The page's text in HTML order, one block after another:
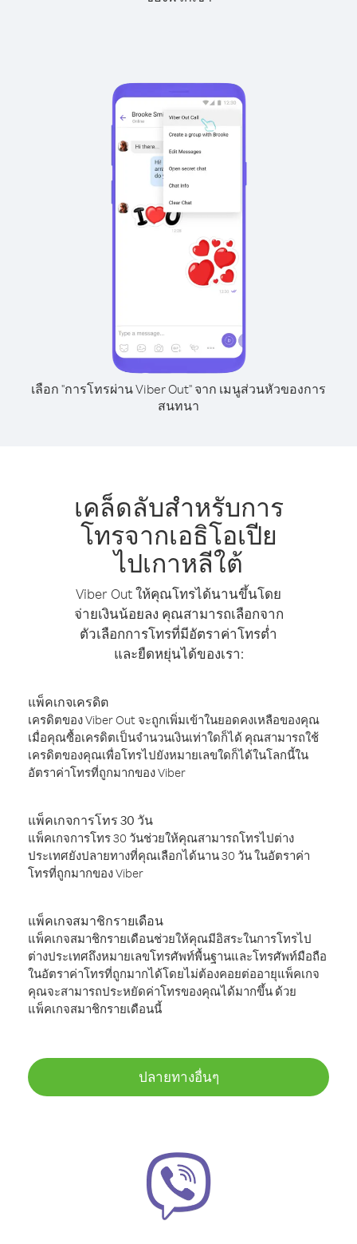
เลือก "การโทรผ่าน Viber Out" จาก เมนูส่วนหัวของการ
สนทนา
เคล็ดลับสำหรับการ
โทรจากเอธิโอเปีย
ไปเกาหลีใต้
Viber Out ให้คุณโทรได้นานขึ้นโดย
จ่ายเงินน้อยลง คุณสามารถเลือกจาก
ตัวเลือกการโทรที่มีอัตราค่าโทรต่ำ
และยืดหยุ่นได้ของเรา:
แพ็คเกจเครดิต
เครดิตของ Viber Out จะถูกเพิ่มเข้าในยอดคงเหลือของคุณ
เมื่อคุณซื้อเครดิตเป็นจำนวนเงินเท่าใดก็ได้ คุณสามารถใช้
เครดิตของคุณเพื่อโทรไปยังหมายเลขใดก็ได้ในโลกนี้ใน
อัตราค่าโทรที่ถูกมากของ Viber
แพ็คเกจการโทร 30 วัน
แพ็คเกจการโทร 30 วันช่วยให้คุณสามารถโทรไปต่าง
ประเทศยังปลายทางที่คุณเลือกได้นาน 30 วัน ในอัตราค่า
โทรที่ถูกมากของ Viber
แพ็คเกจสมาชิกรายเดือน
แพ็คเกจสมาชิกรายเดือนช่วยให้คุณมีอิสระในการโทรไป
ต่างประเทศถึงหมายเลขโทรศัพท์พื้นฐานและโทรศัพท์มือถือ
ในอัตราค่าโทรที่ถูกมากได้โดยไม่ต้องคอยต่ออายุแพ็คเกจ
คุณจะสามารถประหยัดค่าโทรของคุณได้มากขึ้น ด้วย
แพ็คเกจสมาชิกรายเดือนนี้
ปลายทางอื่นๆ